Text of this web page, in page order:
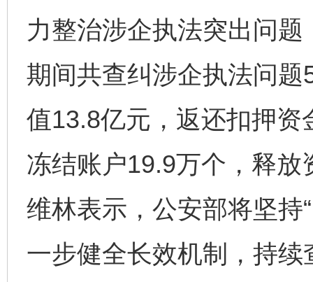
力整治涉企执法突出问
期间共查纠涉企执法问
值13.8亿元，返还扣押
冻结账户19.9万个，释
维林表示，公安部将坚持
一步健全长效机制，持